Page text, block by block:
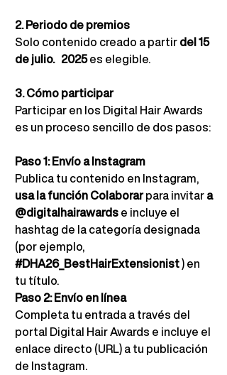
2. Periodo de premios
Solo contenido creado a partirdel 15
de julio. 2025es elegible.
3. Cómo participar
Participar en los Digital Hair Awards
es un proceso sencillo de dos pasos:
Paso 1: Envío a Instagram
Publica tu contenido en Instagram,
usa la función Colaborarpara invitara
@digitalhairawardse incluye el
hashtag de la categoría designada
(por ejemplo,
#DHA26_BestHairExtensionist) en
tu título.
Paso 2: Envío en línea
Completa tu entrada a través del
portal Digital Hair Awards e incluye el
enlace directo (URL) a tu publicación
de Instagram.